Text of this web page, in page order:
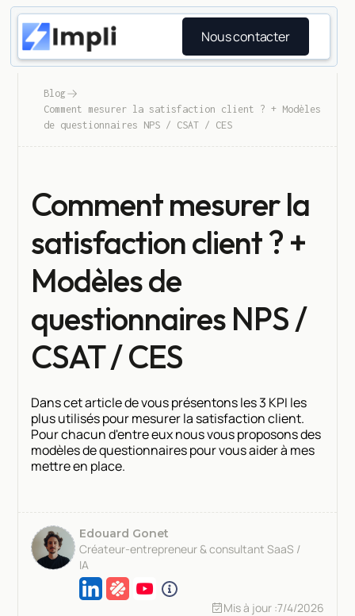
Nous contacter
Blog
Comment mesurer la satisfaction client ? + Modèles
de questionnaires NPS / CSAT / CES
Comment mesurer la
satisfaction client ? +
Modèles de
questionnaires NPS /
CSAT / CES
Dans cet article de vous présentons les 3 KPI les
plus utilisés pour mesurer la satisfaction client.
Pour chacun d'entre eux nous vous proposons des
modèles de questionnaires pour vous aider à mes
mettre en place.
Edouard Gonet
Créateur-entrepreneur & consultant SaaS /
IA
Mis à jour :7/4/2026